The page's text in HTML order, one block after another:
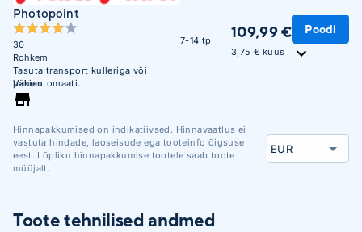
Photopoint
30
Rohkem
Tasuta transport kulleriga või
pakiautomaati.
Vähem
7-14 tp 109,99 €
3,75 € kuus
Poodi
Hinnapakkumised on indikatiivsed. Hinnavaatlus ei
vastuta hindade, laoseisude ega tooteinfo õigsuse
eest. Lõpliku hinnapakkumise tootele saab toote
müüjalt.
Toote tehnilised andmed